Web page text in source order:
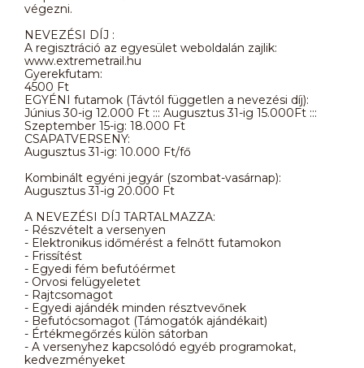
végezni.
NEVEZÉSI DÍJ :
A regisztráció az egyesület weboldalán zajlik:
www.extremetrail.hu
Gyerekfutam:
4500 Ft
EGYÉNI futamok (Távtól független a nevezési díj):
Június 30-ig 12.000 Ft ::: Augusztus 31-ig 15.000Ft :::
Szeptember 15-ig: 18.000 Ft
CSAPATVERSENY:
Augusztus 31-ig: 10.000 Ft/fő
Kombinált egyéni jegyár (szombat-vasárnap):
Augusztus 31-ig 20.000 Ft
A NEVEZÉSI DÍJ TARTALMAZZA:
- Részvételt a versenyen
- Elektronikus időmérést a felnőtt futamokon
- Frissítést
- Egyedi fém befutóérmet
- Orvosi felügyeletet
- Rajtcsomagot
- Egyedi ajándék minden résztvevőnek
- Befutócsomagot (Támogatók ajándékait)
- Értékmegőrzés külön sátorban
- A versenyhez kapcsolódó egyéb programokat,
kedvezményeket